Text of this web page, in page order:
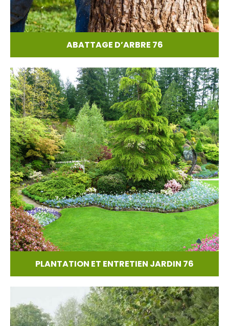
ABATTAGE D’ARBRE 76
PLANTATION ET ENTRETIEN JARDIN 76